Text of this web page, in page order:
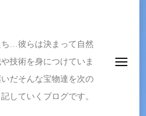
…彼らは決まって自然
技術を身につけていま
だそんな宝物達を次の
していくブログです。